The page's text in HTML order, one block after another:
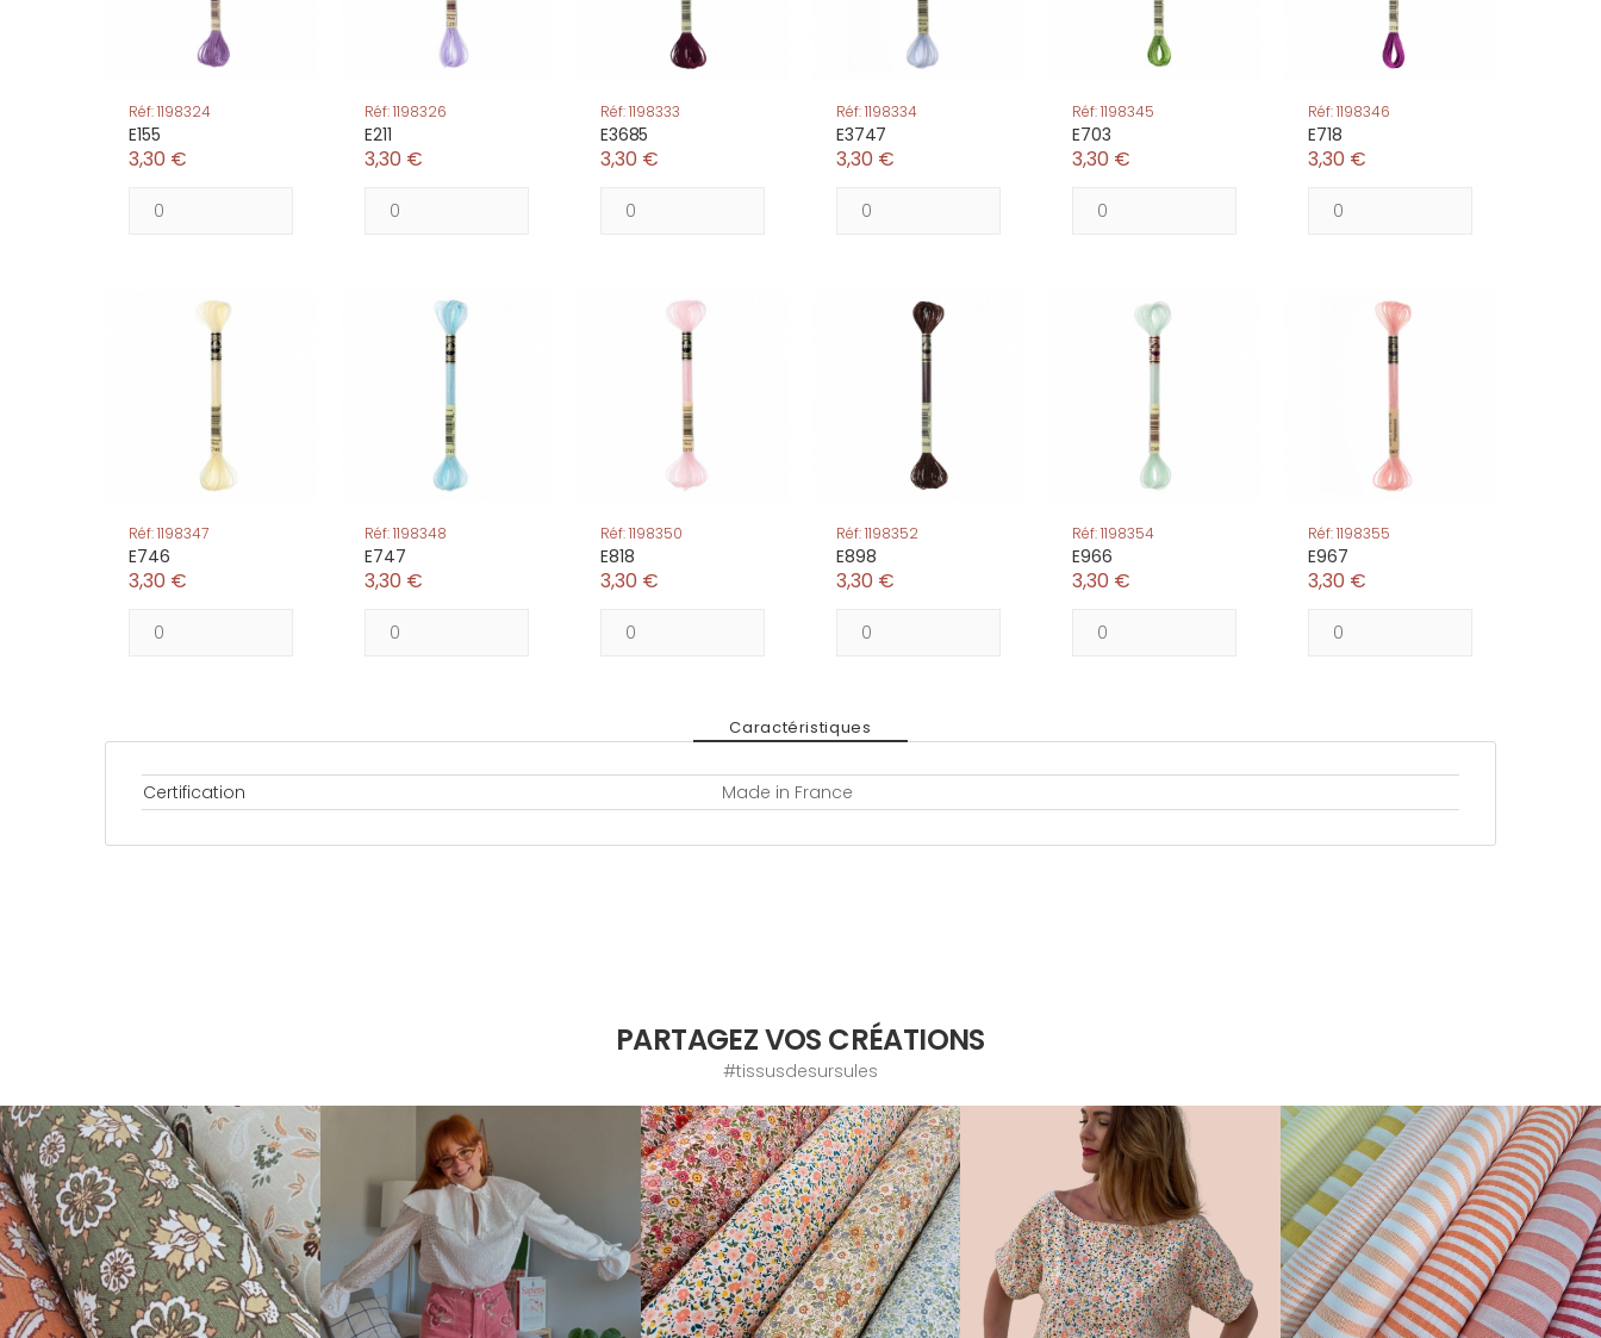
Réf: 1198324
E155
3,30 €
Réf: 1198326
E211
3,30 €
Réf: 1198333
E3685
3,30 €
Réf: 1198334
E3747
3,30 €
Réf: 1198345
E703
3,30 €
Réf: 1198346
E718
3,30 €
Réf: 1198347
E746
3,30 €
Réf: 1198348
E747
3,30 €
Réf: 1198350
E818
3,30 €
Réf: 1198352
E898
3,30 €
Réf: 1198354
E966
3,30 €
Réf: 1198355
E967
3,30 €
Caractéristiques
Certification Made in France
PARTAGEZ VOS CRÉATIONS
#tissusdesursules